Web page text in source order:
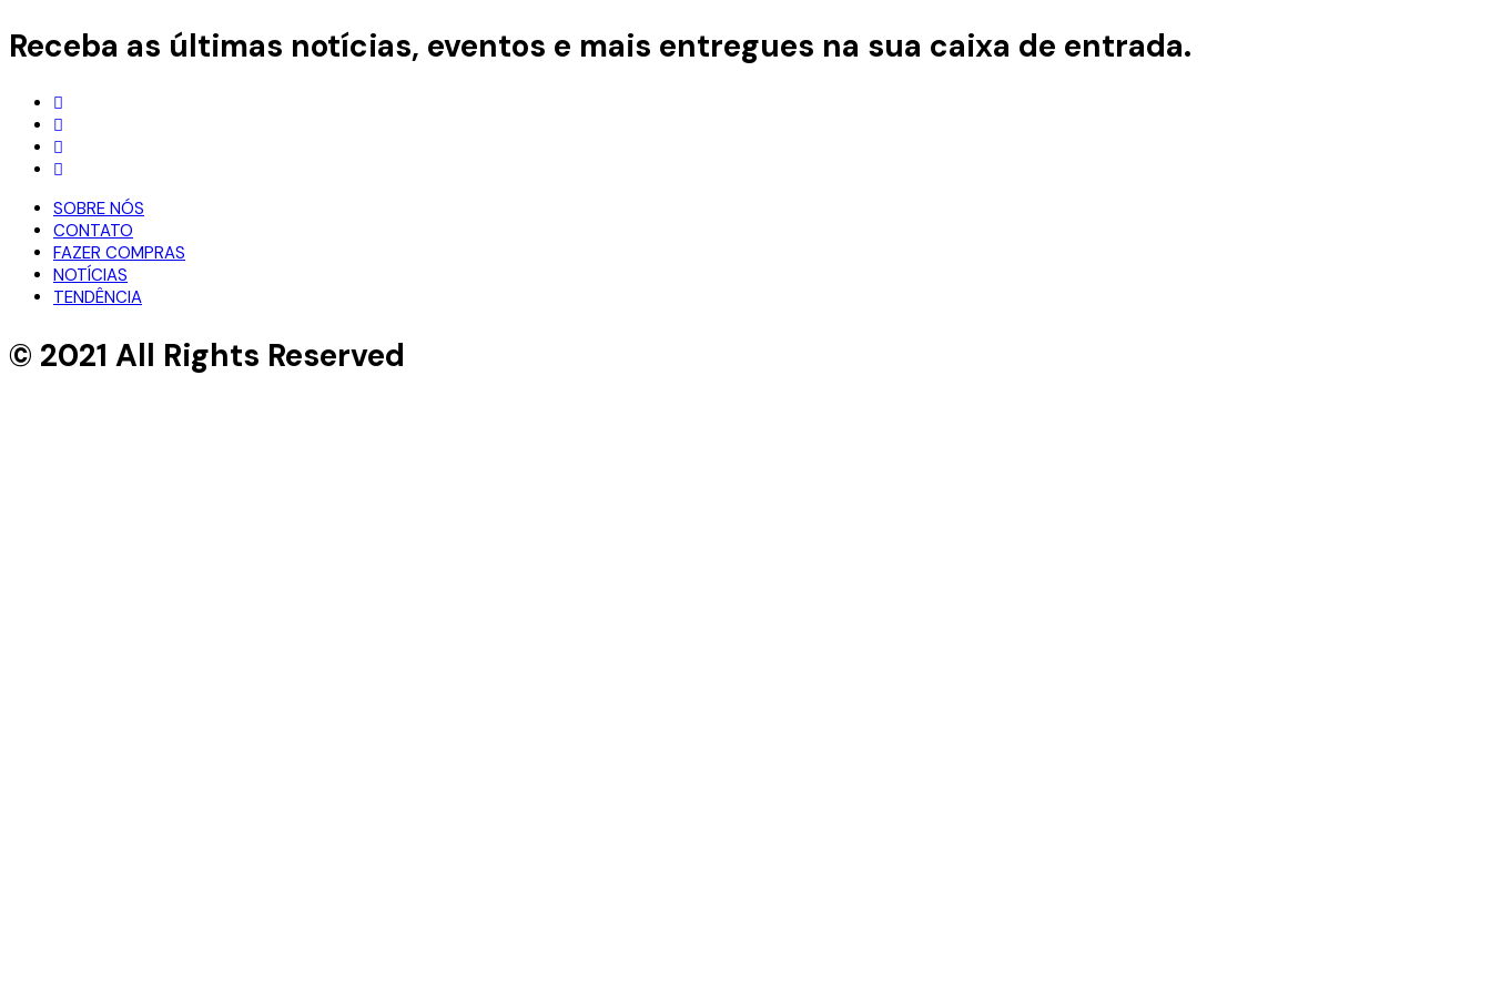
Receba as últimas notícias, eventos e mais entregues na sua caixa de entrada.​
SOBRE NÓS
CONTATO
FAZER COMPRAS
NOTÍCIAS
TENDÊNCIA
© 2021 All Rights Reserved